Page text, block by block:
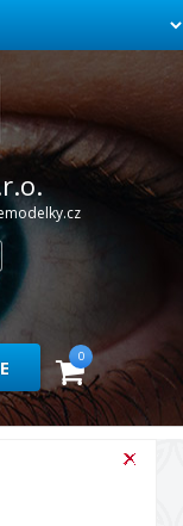
0